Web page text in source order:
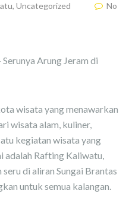
, Uncategorized
No
Serunya Arung Jeram di
wisata yang menawarkan
wisata alam, kuliner,
kegiatan wisata yang
adalah Rafting Kaliwatu,
di aliran Sungai Brantas
untuk semua kalangan.